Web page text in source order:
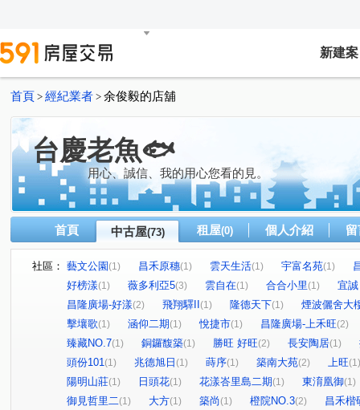
新建案
首頁 > 經紀業者 > 余俊毅的店舖
台慶老魚🐟
用心、誠信、我的用心您看的見。
首頁 中古屋(73) 租屋(0) 個人介紹
社區： 藝文公園(1) 昌禾原穗(1) 雲天生活(1) 宇富名苑(1)
好榜漾(1) 薇多利亞5(3) 雲自在(1) 合合小里(1)
宜
昌隆廣場-好漾(2) 飛翔驛II (1) 隆德天下(1)
煙波儷舍大
擊壤歌(1) 涵仰二期(1) 悅捷市(1) 昌隆廣場-上禾旺(2)
臻藏NO.7(1) 銅鑼馥築(1) 勝旺 好旺(2) 長安陶居(1)
頭份101(1) 兆德旭日 (1) 蒔序(1) 築南大苑(2) 上旺(1)
陽明山莊(1) 日頭花(1) 花漾峇里島二期(1) 東淯凰御(1)
御見哲里二(1) 大方(1) 築尚(1) 橙院NO.3(2)
昌禾楷